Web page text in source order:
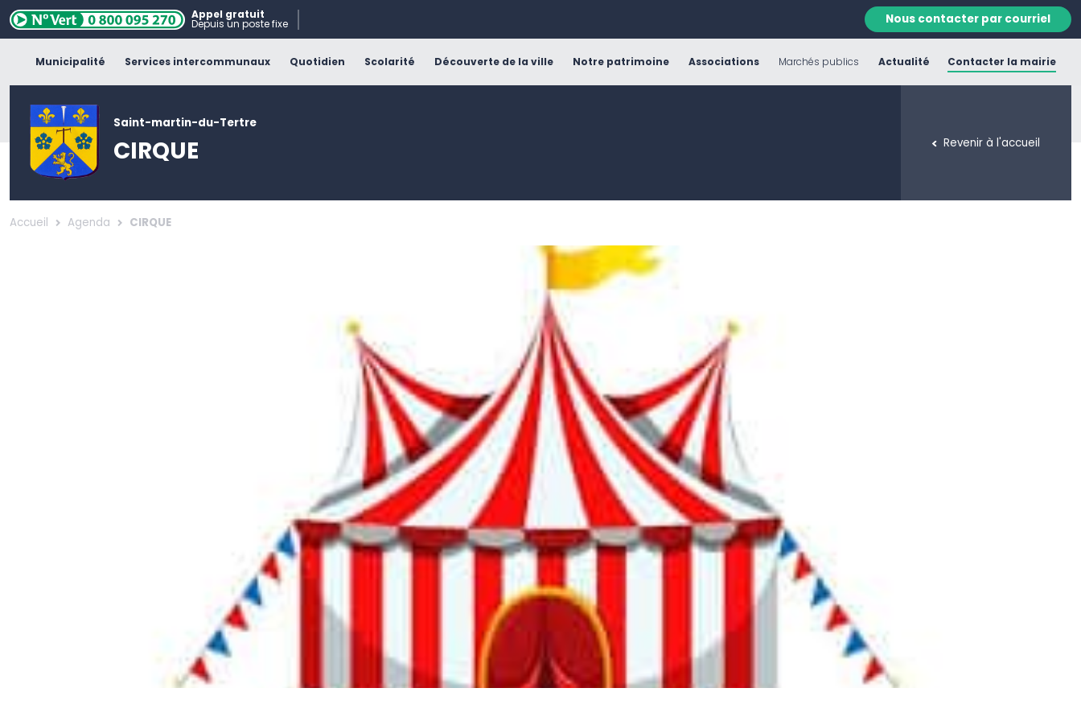
Appel gratuit
Depuis un poste fixe Nous contacter par courriel
Municipalité Services intercommunaux Quotidien Scolarité Découverte de la ville Notre patrimoine Associations Marchés publics Actualité Contacter la mairie
Saint-martin-du-Tertre
CIRQUE Revenir à l'accueil
Accueil Agenda CIRQUE